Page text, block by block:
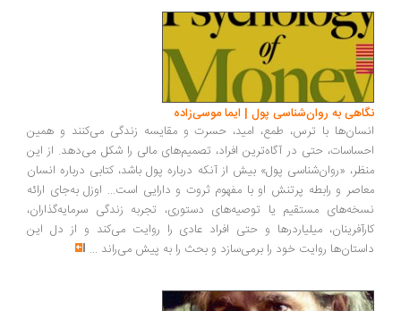
نگاهی به روان‌شناسی پول | ایما موسی‌زاده
انسان‌ها با ترس، طمع، امید، حسرت و مقایسه زندگی می‌کنند و همین
احساسات، حتی در آگاه‌ترین افراد، تصمیم‌های مالی را شکل می‌دهد. از این
منظر، «روان‌شناسی پول» بیش از آنکه درباره پول باشد، کتابی درباره انسان
معاصر و رابطه پرتنش او با مفهوم ثروت و دارایی است... اوزل به‌جای ارائه
نسخه‌های مستقیم یا توصیه‌های دستوری، تجربه زندگی سرمایه‌گذاران،
کارآفرینان، میلیاردرها و حتی افراد عادی را روایت می‌کند و از دل این
داستان‌ها روایت خود را برمی‌سازد و بحث را به پیش می‌راند ...